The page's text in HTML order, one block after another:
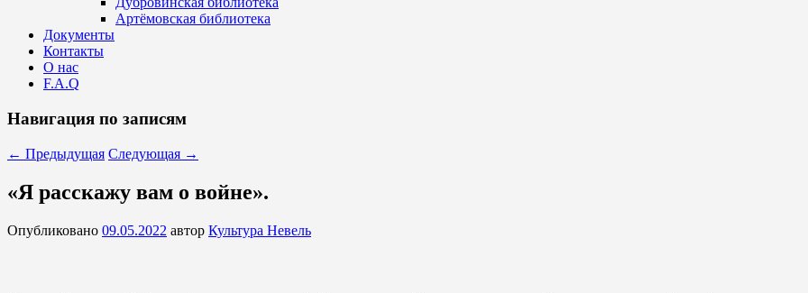
Артёмовская библиотека
Документы
Контакты
О нас
F.A.Q
Навигация по записям
← Предыдущая Следующая →
«Я расскажу вам о войне».
Опубликовано 09.05.2022 автор Культура Невель